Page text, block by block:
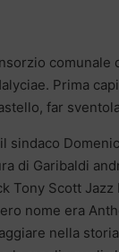
comunale
Prima
far
sindaco
di Garibaldi
Tony Scott
nome era
nella